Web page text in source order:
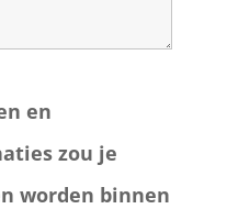
en
zou je
worden binnen